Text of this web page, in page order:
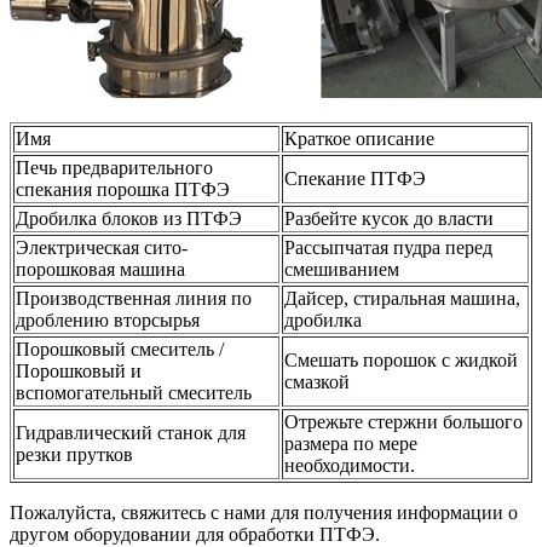
Имя
Краткое описание
Печь предварительного
спекания порошка ПТФЭ
Спекание ПТФЭ
Дробилка блоков из ПТФЭ
Разбейте кусок до власти
Электрическая сито-
порошковая машина
Рассыпчатая пудра перед
смешиванием
Производственная линия по
дроблению вторсырья
Дайсер, стиральная машина,
дробилка
Порошковый смеситель /
Порошковый и
вспомогательный смеситель
Смешать порошок с жидкой
смазкой
Гидравлический станок для
резки прутков
Отрежьте стержни большого
размера по мере
необходимости.
Пожалуйста, свяжитесь с нами для получения информации о
другом оборудовании для обработки ПТФЭ.